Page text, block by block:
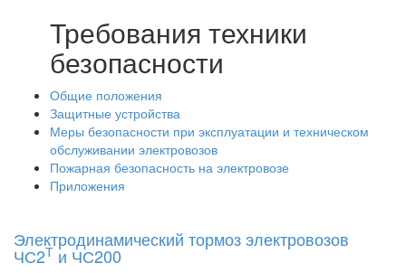
Требования техники
безопасности
Общие положения
Защитные устройства
Меры безопасности при эксплуатации и техническом
обслуживании электровозов
Пожарная безопасность на электровозе
Приложения
Электродинамический тормоз электровозов
ЧС2Т и ЧС200